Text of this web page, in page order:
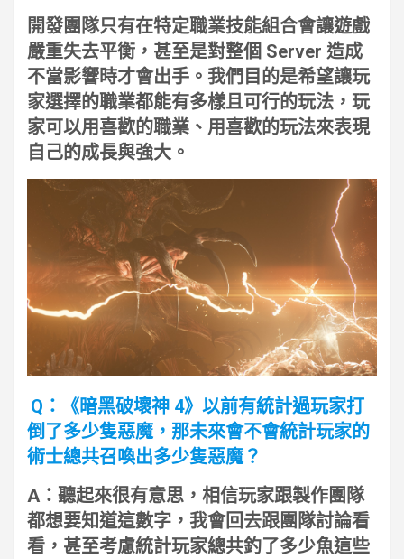
開發團隊只有在特定職業技能組合會讓遊戲
嚴重失去平衡，甚至是對整個 Server 造成
不當影響時才會出手。我們目的是希望讓玩
家選擇的職業都能有多樣且可行的玩法，玩
家可以用喜歡的職業、用喜歡的玩法來表現
自己的成長與強大。
Q：《暗黑破壞神 4》以前有統計過玩家打
倒了多少隻惡魔，那未來會不會統計玩家的
術士總共召喚出多少隻惡魔？
A：聽起來很有意思，相信玩家跟製作團隊
都想要知道這數字，我會回去跟團隊討論看
看，甚至考慮統計玩家總共釣了多少魚這些